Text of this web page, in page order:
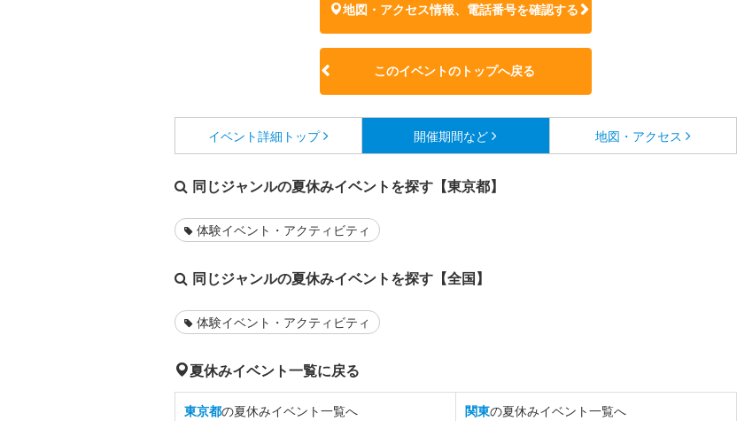
地図・アクセス情報、電話番号を確認する
このイベントのトップへ戻る
イベント詳細 トップ 開催期間など 地図・アクセス
同じジャンルの夏休みイベントを探す【東京都】
体験イベント・アクティビティ
同じジャンルの夏休みイベントを探す【全国】
体験イベント・アクティビティ
夏休みイベント一覧に戻る
東京都の夏休みイベント一覧へ 関東の夏休みイベント一覧へ